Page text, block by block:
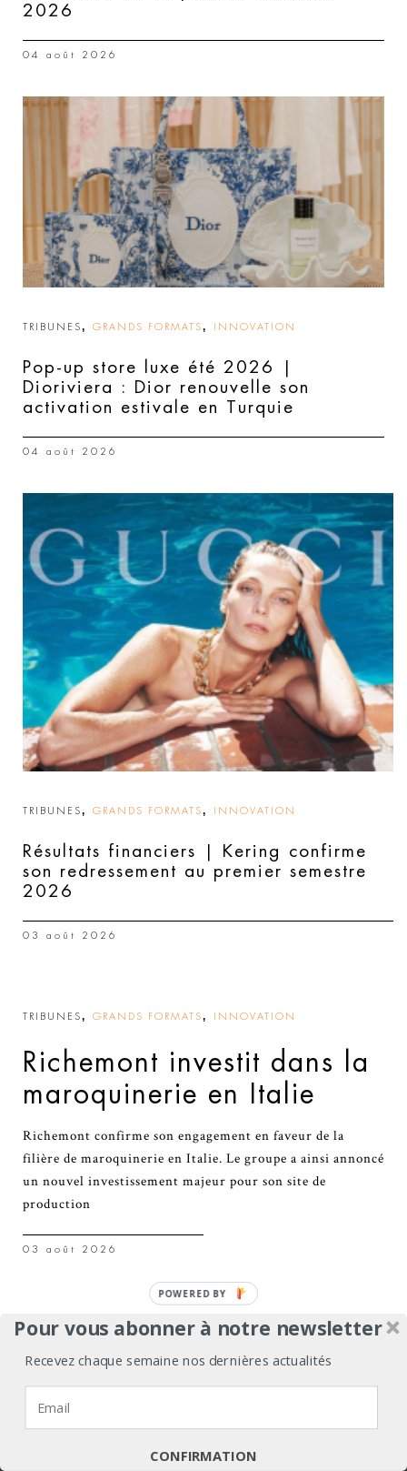
2026
04 août 2026
TRIBUNES, GRANDS FORMATS, INNOVATION
Pop-up store luxe été 2026 |
Dioriviera : Dior renouvelle son
activation estivale en Turquie
04 août 2026
TRIBUNES, GRANDS FORMATS, INNOVATION
Résultats financiers | Kering confirme
son redressement au premier semestre
2026
03 août 2026
TRIBUNES, GRANDS FORMATS, INNOVATION
Richemont investit dans la
maroquinerie en Italie
Richemont confirme son engagement en faveur de la
filière de maroquinerie en Italie. Le groupe a ainsi annoncé
un nouvel investissement majeur pour son site de
production
03 août 2026
TRIBUNES, GRANDS FORMATS, INNOVATION
Airelles et Guerlain
ouvrent un spa
Pour vous abonner à notre newsletter
Recevez chaque semaine nos dernières actualités
CONFIRMATION